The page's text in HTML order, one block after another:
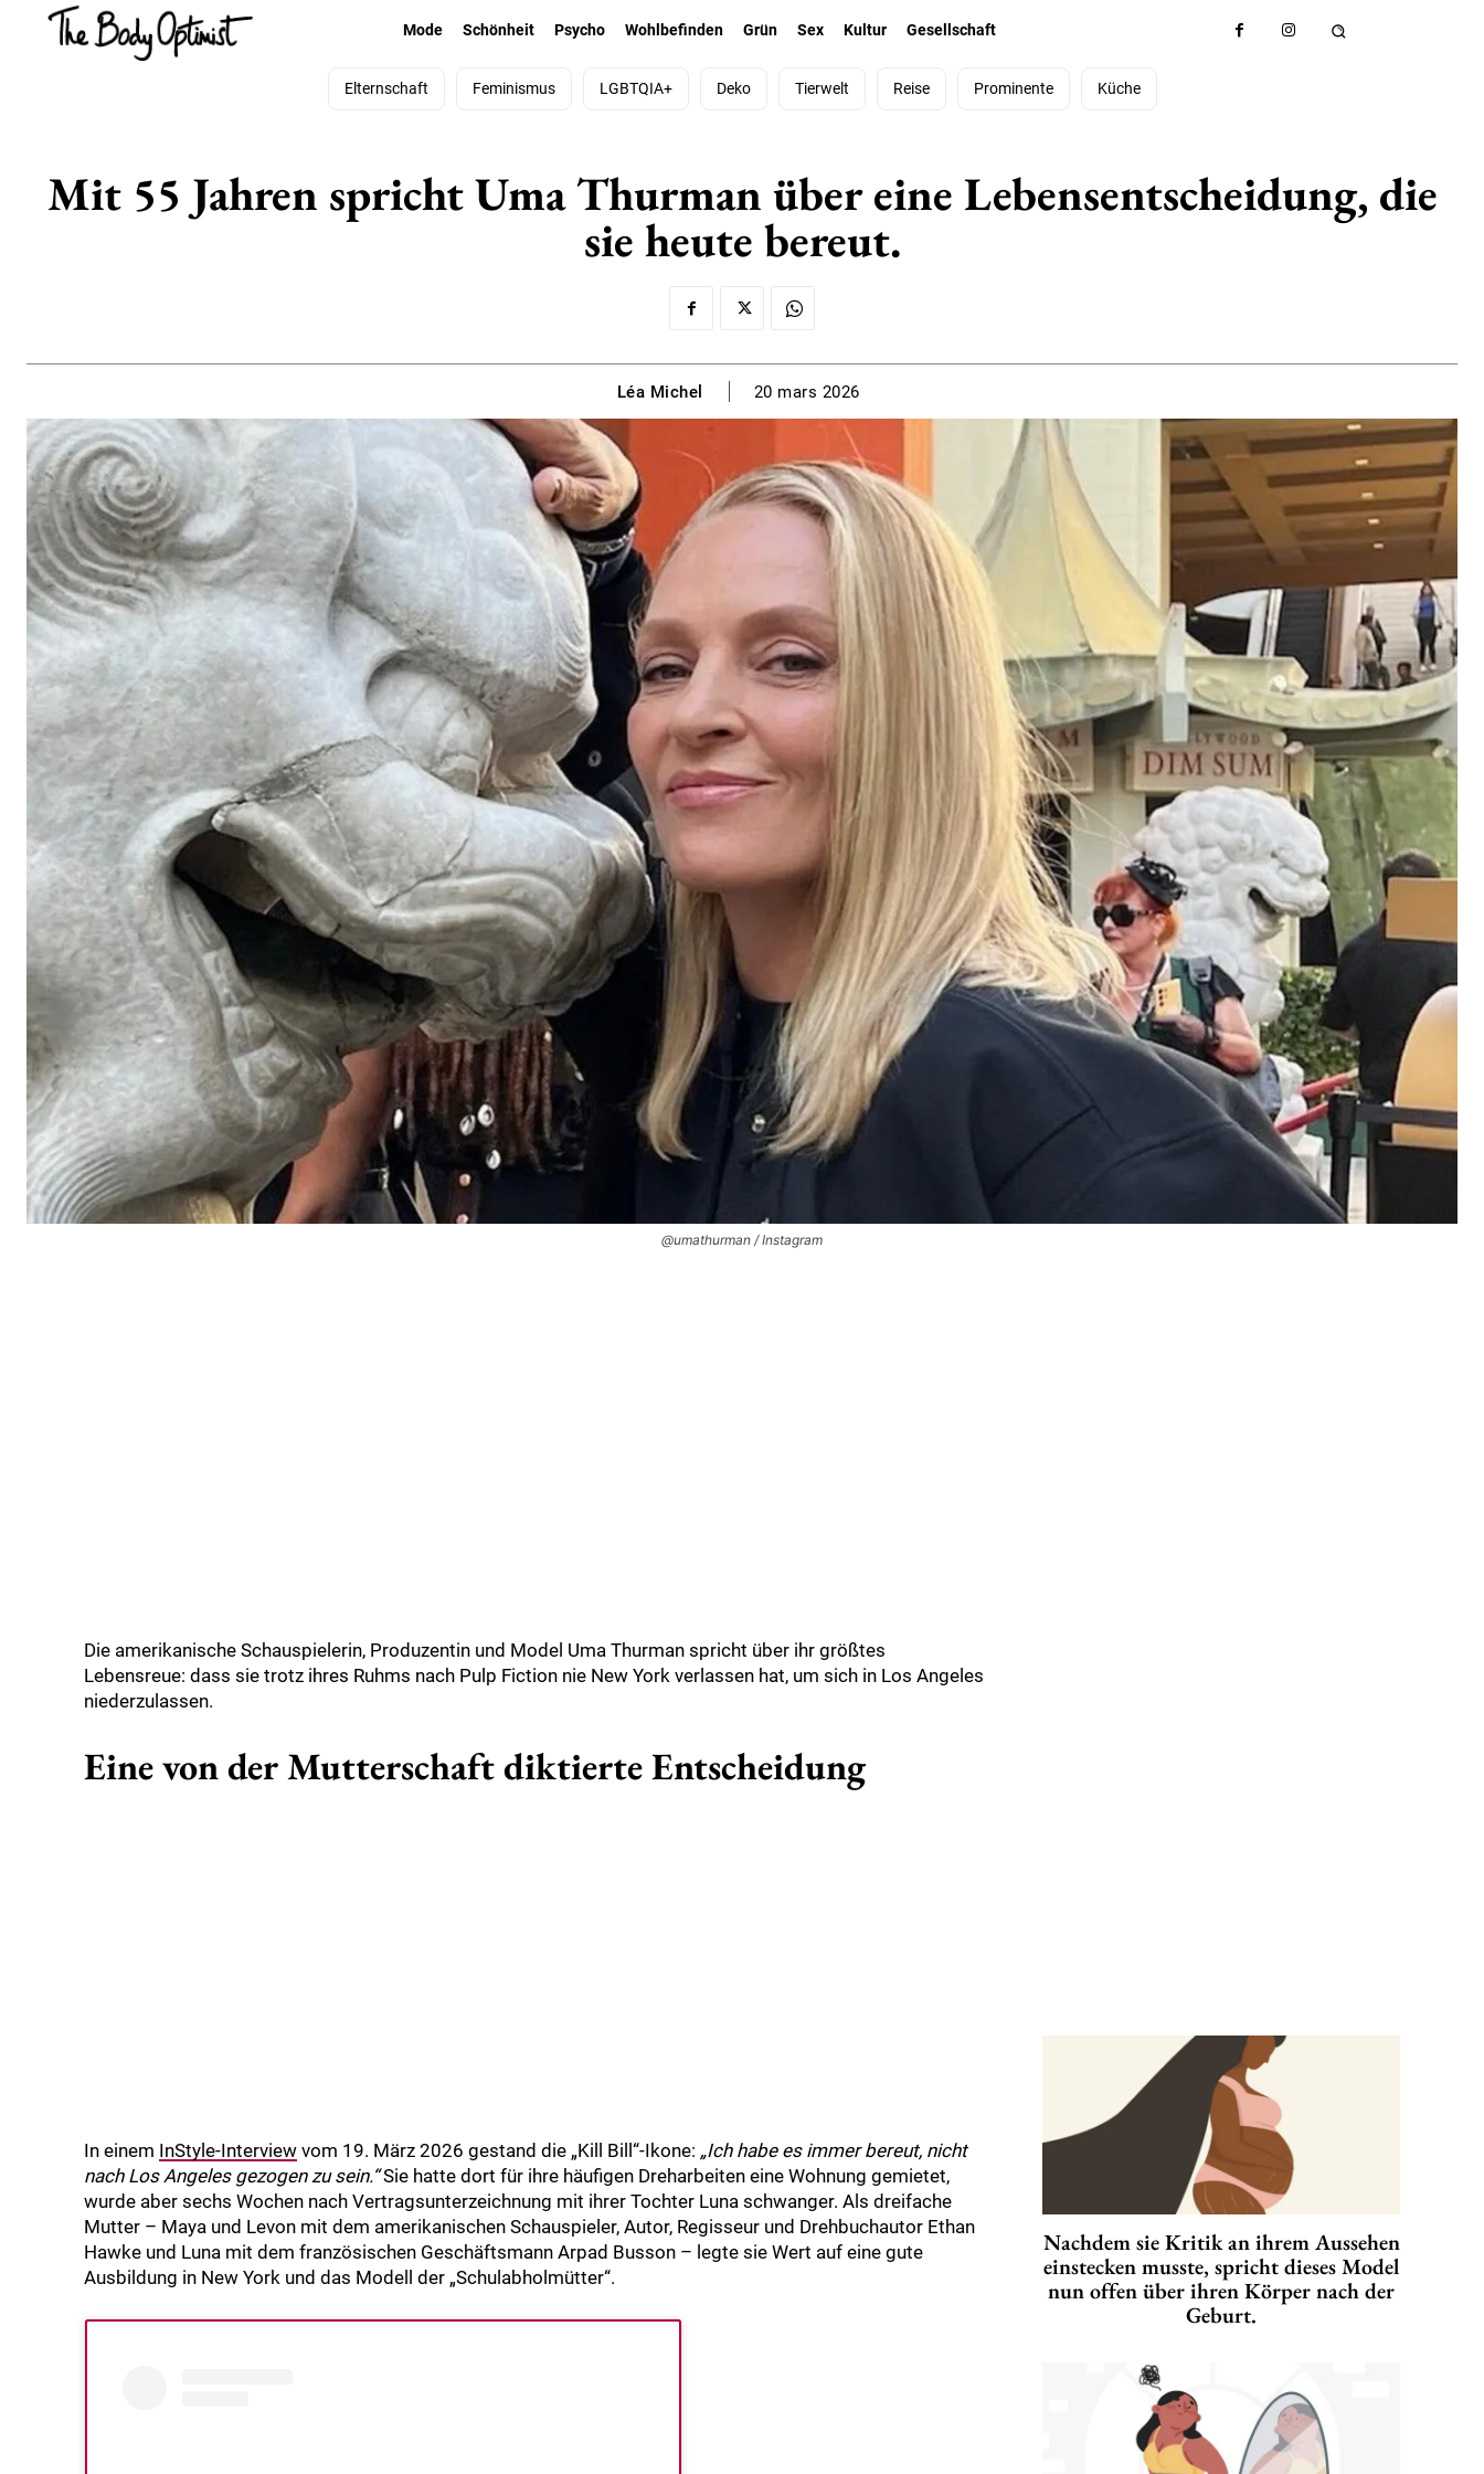
Mode Schönheit Psycho Wohlbefinden Grün Sex Kultur Gesellschaft
Elternschaft Feminismus LGBTQIA+ Deko Tierwelt Reise Prominente Küche
Mit 55 Jahren spricht Uma Thurman über eine Lebensentscheidung, die
sie heute bereut.
Léa Michel 20 mars 2026
@umathurman / Instagram
Die amerikanische Schauspielerin, Produzentin und Model Uma Thurman spricht über ihr größtes
Lebensreue: dass sie trotz ihres Ruhms nach Pulp Fiction nie New York verlassen hat, um sich in Los Angeles
niederzulassen.
Eine von der Mutterschaft diktierte Entscheidung
In einem InStyle-Interview vom 19. März 2026 gestand die „Kill Bill“-Ikone: „Ich habe es immer bereut, nicht
nach Los Angeles gezogen zu sein.“Sie hatte dort für ihre häufigen Dreharbeiten eine Wohnung gemietet,
wurde aber sechs Wochen nach Vertragsunterzeichnung mit ihrer Tochter Luna schwanger. Als dreifache
Mutter – Maya und Levon mit dem amerikanischen Schauspieler, Autor, Regisseur und Drehbuchautor Ethan
Hawke und Luna mit dem französischen Geschäftsmann Arpad Busson – legte sie Wert auf eine gute
Ausbildung in New York und das Modell der „Schulabholmütter“.
Nachdem sie Kritik an ihrem Aussehen
einstecken musste, spricht dieses Model
nun offen über ihren Körper nach der
Geburt.